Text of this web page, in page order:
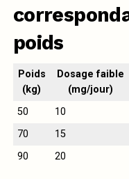
poids
Poids
(kg)
Dosage faible
(mg/jour)
50
10
70
15
90
20